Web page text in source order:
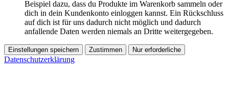
Beispiel dazu, dass du Produkte im Warenkorb sammeln oder
dich in dein Kundenkonto einloggen kannst. Ein Rückschluss
auf dich ist für uns dadurch nicht möglich und dadurch
anfallende Daten werden niemals an Dritte weitergegeben.
Einstellungen speichern Zustimmen Nur erforderliche
Datenschutzerklärung